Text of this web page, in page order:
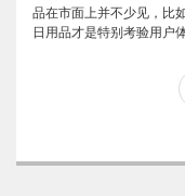
品在市面上并不少见，比
日用品才是特别考验用户